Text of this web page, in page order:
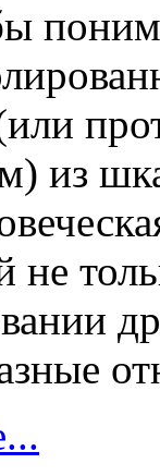
из
не